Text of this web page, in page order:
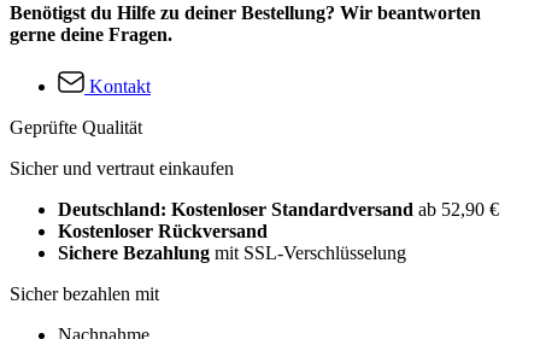
Benötigst du Hilfe zu deiner Bestellung? Wir beantworten
gerne deine Fragen.
Kontakt
Geprüfte Qualität
Sicher und vertraut einkaufen
Deutschland: Kostenloser Standardversand ab 52,90 €
Kostenloser Rückversand
Sichere Bezahlung mit SSL-Verschlüsselung
Sicher bezahlen mit